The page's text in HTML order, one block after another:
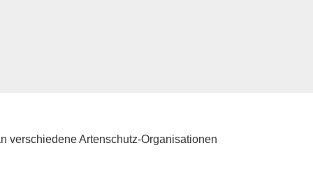
verschiedene Artenschutz-Organisationen